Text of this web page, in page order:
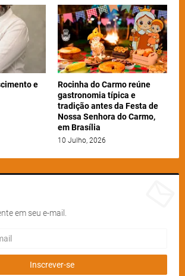
e
Rocinha do Carmo reúne
gastronomia típica e
tradição antes da Festa de
Nossa Senhora do Carmo,
em Brasília
10 Julho, 2026
em seu e-mail.